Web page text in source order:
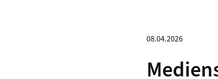
08.04.2026